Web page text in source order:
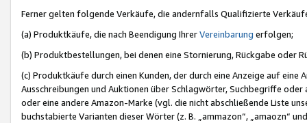
Ferner gelten folgende Verkäufe, die andernfalls Qualifizierte
(a) Produktkäufe, die nach Beendigung IhrerVereinbarung erfolgen;
(b) Produktbestellungen, bei denen eine Stornierung, Rückgabe oder
(c) Produktkäufe durch einen Kunden, der durch eine Anzeige auf
Ausschreibungen und Auktionen über Schlagwörter, Suchbegriffe
oder eine andere Amazon-Marke (vgl. die nicht abschließende Liste
buchstabierte Varianten dieser Wörter (z. B. „ammazon“, „amaozn“